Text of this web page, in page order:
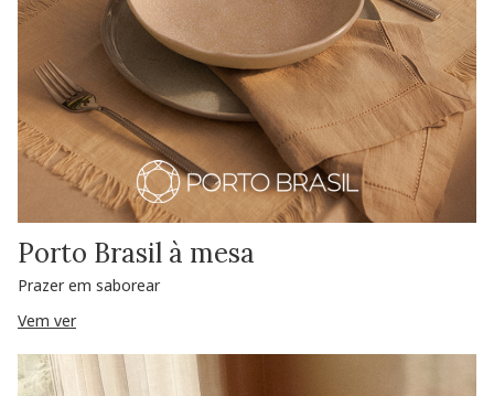
Porto Brasil à mesa
Prazer em saborear
Vem ver